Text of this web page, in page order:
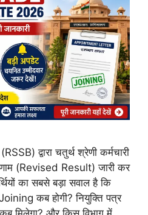
द्वारा चतुर्थ श्रेणी कर्मचारी
(Revised Result) जारी कर
का सबसे बड़ा सवाल है कि
कब होगी? नियुक्ति पत्र